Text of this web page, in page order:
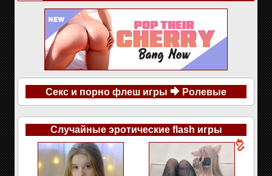
Секс и порно флеш игры Ролевые
Случайные эротические flash игры